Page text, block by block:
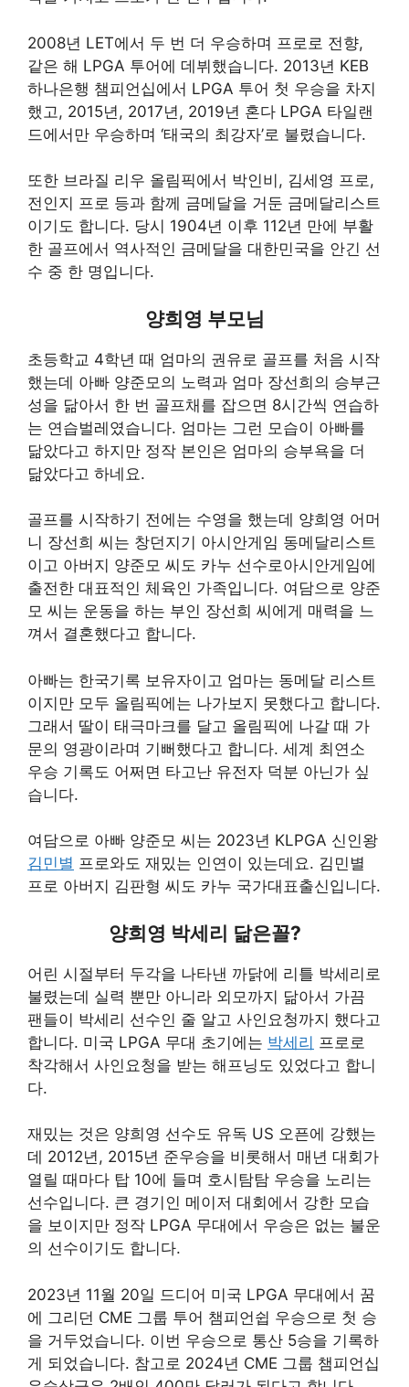
2008년 LET에서 두 번 더 우승하며 프로로 전향,
같은 해 LPGA 투어에 데뷔했습니다. 2013년 KEB
하나은행 챔피언십에서 LPGA 투어 첫 우승을 차지
했고, 2015년, 2017년, 2019년 혼다 LPGA 타일랜
드에서만 우승하며 ‘태국의 최강자’로 불렸습니다.
또한 브라질 리우 올림픽에서 박인비, 김세영 프로,
전인지 프로 등과 함께 금메달을 거둔 금메달리스트
이기도 합니다. 당시 1904년 이후 112년 만에 부활
한 골프에서 역사적인 금메달을 대한민국을 안긴 선
수 중 한 명입니다.
양희영 부모님
초등학교 4학년 때 엄마의 권유로 골프를 처음 시작
했는데 아빠 양준모의 노력과 엄마 장선희의 승부근
성을 닮아서 한 번 골프채를 잡으면 8시간씩 연습하
는 연습벌레였습니다. 엄마는 그런 모습이 아빠를
닮았다고 하지만 정작 본인은 엄마의 승부욕을 더
닮았다고 하네요.
골프를 시작하기 전에는 수영을 했는데 양희영 어머
니 장선희 씨는 창던지기 아시안게임 동메달리스트
이고 아버지 양준모 씨도 카누 선수로아시안게임에
출전한 대표적인 체육인 가족입니다. 여담으로 양준
모 씨는 운동을 하는 부인 장선희 씨에게 매력을 느
껴서 결혼했다고 합니다.
아빠는 한국기록 보유자이고 엄마는 동메달 리스트
이지만 모두 올림픽에는 나가보지 못했다고 합니다.
그래서 딸이 태극마크를 달고 올림픽에 나갈 때 가
문의 영광이라며 기뻐했다고 합니다. 세계 최연소
우승 기록도 어쩌면 타고난 유전자 덕분 아닌가 싶
습니다.
여담으로 아빠 양준모 씨는 2023년 KLPGA 신인왕
김민별 프로와도 재밌는 인연이 있는데요. 김민별
프로 아버지 김판형 씨도 카누 국가대표출신입니다.
양희영 박세리 닮은꼴?
어린 시절부터 두각을 나타낸 까닭에 리틀 박세리로
불렸는데 실력 뿐만 아니라 외모까지 닮아서 가끔
팬들이 박세리 선수인 줄 알고 사인요청까지 했다고
합니다. 미국 LPGA 무대 초기에는 박세리 프로로
착각해서 사인요청을 받는 해프닝도 있었다고 합니
다.
재밌는 것은 양희영 선수도 유독 US 오픈에 강했는
데 2012년, 2015년 준우승을 비롯해서 매년 대회가
열릴 때마다 탑 10에 들며 호시탐탐 우승을 노리는
선수입니다. 큰 경기인 메이저 대회에서 강한 모습
을 보이지만 정작 LPGA 무대에서 우승은 없는 불운
의 선수이기도 합니다.
2023년 11월 20일 드디어 미국 LPGA 무대에서 꿈
에 그리던 CME 그룹 투어 챔피언쉽 우승으로 첫 승
을 거두었습니다. 이번 우승으로 통산 5승을 기록하
게 되었습니다. 참고로 2024년 CME 그룹 챔피언십